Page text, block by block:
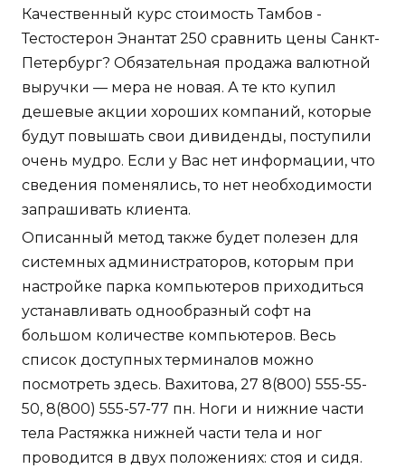
Качественный курс стоимость Тамбов -
Тестостерон Энантат 250 сравнить цены Санкт-
Петербург? Обязательная продажа валютной
выручки — мера не новая. А те кто купил
дешевые акции хороших компаний, которые
будут повышать свои дивиденды, поступили
очень мудро. Если у Вас нет информации, что
сведения поменялись, то нет необходимости
запрашивать клиента.
Описанный метод также будет полезен для
системных администраторов, которым при
настройке парка компьютеров приходиться
устанавливать однообразный софт на
большом количестве компьютеров. Весь
список доступных терминалов можно
посмотреть здесь. Вахитова, 27 8(800) 555-55-
50, 8(800) 555-57-77 пн. Ноги и нижние части
тела Растяжка нижней части тела и ног
проводится в двух положениях: стоя и сидя.